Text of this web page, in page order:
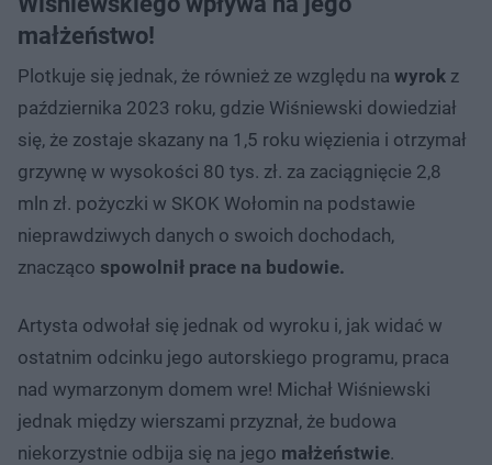
małżeństwo!
Plotkuje się jednak, że również ze względu na wyrok z
października 2023 roku, gdzie Wiśniewski dowiedział
się, że zostaje skazany na 1,5 roku więzienia i otrzymał
grzywnę w wysokości 80 tys. zł. za zaciągnięcie 2,8
mln zł. pożyczki w SKOK Wołomin na podstawie
nieprawdziwych danych o swoich dochodach,
znacząco spowolnił prace na budowie.
Artysta odwołał się jednak od wyroku i, jak widać w
ostatnim odcinku jego autorskiego programu, praca
nad wymarzonym domem wre! Michał Wiśniewski
jednak między wierszami przyznał, że budowa
niekorzystnie odbija się na jego małżeństwie.